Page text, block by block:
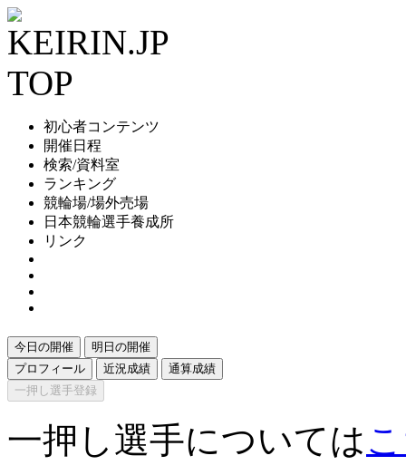
初心者コンテンツ
開催日程
検索/資料室
ランキング
競輪場/場外売場
日本競輪選手養成所
リンク
今日の開催
明日の開催
プロフィール
近況成績
通算成績
一押し選手登録
一押し選手については